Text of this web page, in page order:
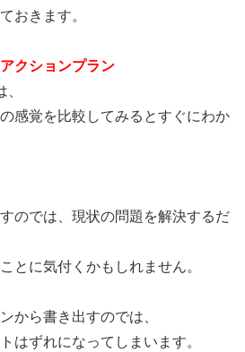
おきます。
クションプラン
感覚を比較してみるとすぐにわか
のでは、現状の問題を解決するだ
とに気付くかもしれません。
から書き出すのでは、
はずれになってしまいます。